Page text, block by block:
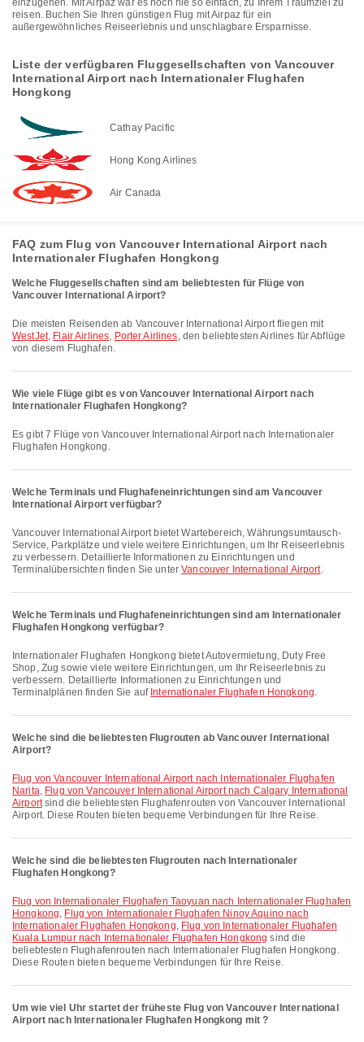
einzugehen. Mit Airpaz war es noch nie so einfach, zu Ihrem Traumziel zu
reisen. Buchen Sie Ihren günstigen Flug mit Airpaz für ein
außergewöhnliches Reiseerlebnis und unschlagbare Ersparnisse.
Liste der verfügbaren Fluggesellschaften von Vancouver
International Airport nach Internationaler Flughafen
Hongkong
Cathay Pacific
Hong Kong Airlines
Air Canada
FAQ zum Flug von Vancouver International Airport nach
Internationaler Flughafen Hongkong
Welche Fluggesellschaften sind am beliebtesten für Flüge von
Vancouver International Airport?
Die meisten Reisenden ab Vancouver International Airport fliegen mit
WestJet, Flair Airlines, Porter Airlines, den beliebtesten Airlines für Abflüge
von diesem Flughafen.
Wie viele Flüge gibt es von Vancouver International Airport nach
Internationaler Flughafen Hongkong?
Es gibt 7 Flüge von Vancouver International Airport nach Internationaler
Flughafen Hongkong.
Welche Terminals und Flughafeneinrichtungen sind am Vancouver
International Airport verfügbar?
Vancouver International Airport bietet Wartebereich, Währungsumtausch-
Service, Parkplätze und viele weitere Einrichtungen, um Ihr Reiseerlebnis
zu verbessern. Detaillierte Informationen zu Einrichtungen und
Terminalübersichten finden Sie unterVancouver International Airport.
Welche Terminals und Flughafeneinrichtungen sind am Internationaler
Flughafen Hongkong verfügbar?
Internationaler Flughafen Hongkong bietet Autovermietung, Duty Free
Shop, Zug sowie viele weitere Einrichtungen, um Ihr Reiseerlebnis zu
verbessern. Detaillierte Informationen zu Einrichtungen und
Terminalplänen finden Sie auf Internationaler Flughafen Hongkong.
Welche sind die beliebtesten Flugrouten ab Vancouver International
Airport?
Flug von Vancouver International Airport nach Internationaler Flughafen
Narita, Flug von Vancouver International Airport nach Calgary International
Airportsind die beliebtesten Flughafenrouten von Vancouver International
Airport. Diese Routen bieten bequeme Verbindungen für Ihre Reise.
Welche sind die beliebtesten Flugrouten nach Internationaler
Flughafen Hongkong?
Flug von Internationaler Flughafen Taoyuan nach Internationaler Flughafen
Hongkong, Flug von Internationaler Flughafen Ninoy Aquino nach
Internationaler Flughafen Hongkong, Flug von Internationaler Flughafen
Kuala Lumpur nach Internationaler Flughafen Hongkong sind die
beliebtesten Flughafenrouten nach Internationaler Flughafen Hongkong.
Diese Routen bieten bequeme Verbindungen für Ihre Reise.
Um wie viel Uhr startet der früheste Flug von Vancouver International
Airport nach Internationaler Flughafen Hongkong mit ?